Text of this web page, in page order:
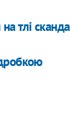
тлі